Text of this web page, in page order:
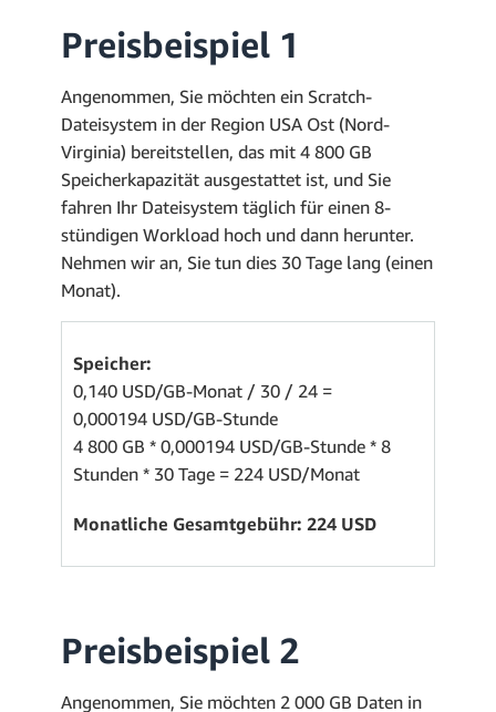
Preisbeispiel 1
Angenommen, Sie möchten ein Scratch-
Dateisystem in der Region USA Ost (Nord-
Virginia) bereitstellen, das mit 4 800 GB
Speicherkapazität ausgestattet ist, und Sie
fahren Ihr Dateisystem täglich für einen 8-
stündigen Workload hoch und dann herunter.
Nehmen wir an, Sie tun dies 30 Tage lang (einen
Monat).
Speicher:
0,140 USD/GB-Monat / 30 / 24 =
0,000194 USD/GB-Stunde
4 800 GB * 0,000194 USD/GB-Stunde * 8
Stunden * 30 Tage = 224 USD/Monat
Monatliche Gesamtgebühr: 224 USD
Preisbeispiel 2
Angenommen, Sie möchten 2 000 GB Daten in